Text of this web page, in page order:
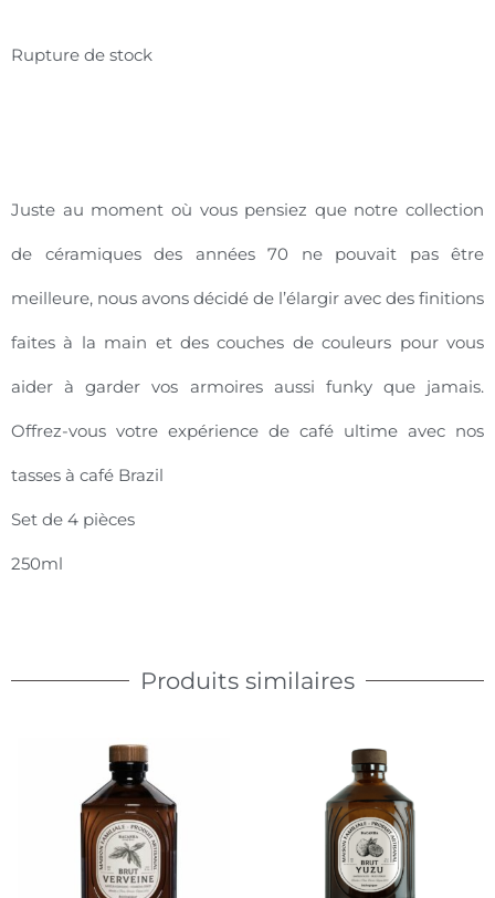
Rupture de stock
Juste au moment où vous pensiez que notre collection
de céramiques des années 70 ne pouvait pas être
meilleure, nous avons décidé de l’élargir avec des finitions
faites à la main et des couches de couleurs pour vous
aider à garder vos armoires aussi funky que jamais.
Offrez-vous votre expérience de café ultime avec nos
tasses à café Brazil
Set de 4 pièces
250ml
Produits similaires